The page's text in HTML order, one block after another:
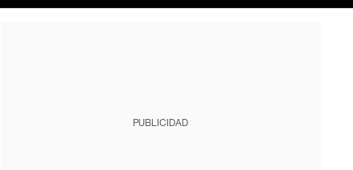
PUBLICIDAD